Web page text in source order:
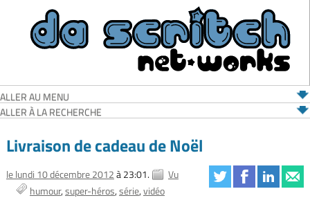
ALLER AU MENU
ALLER À LA RECHERCHE
Livraison de cadeau de Noël
le lundi 10 décembre 2012à 23:01.
Vu
humour super-héros série vidéo